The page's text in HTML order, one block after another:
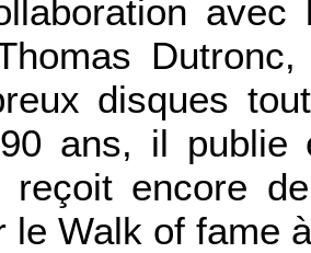
disques
ans, il publie
reçoit encore
le Walk of fame